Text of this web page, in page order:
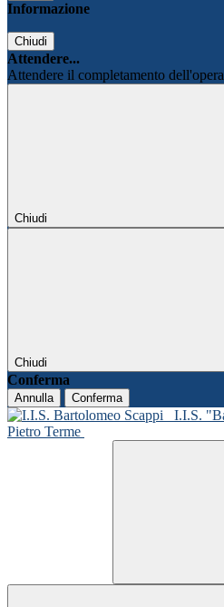
Informazione
Chiudi
Attendere...
Attendere il completamento
Chiudi
Chiudi
Conferma
Annulla Conferma
I.I.S.
Pietro Terme